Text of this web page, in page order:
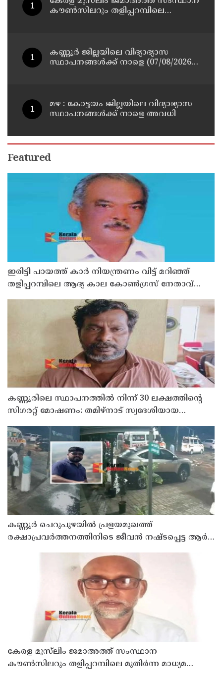
കൗൺസിലറും തളിപ്പറമ്പിലെ
കണ്ണൂർ ജില്ലയിലെ വിദ്യാഭ്യാസ
സ്ഥാപനങ്ങള്‍ക്ക് നാളെ (07/08/2026),
മഴ : കോട്ടയം ജില്ലയിലെ വിദ്യാഭ്യാസ
സ്ഥാപനങ്ങൾക്ക് നാളെ അവധി
Featured
ഇരിട്ടി പായത്ത് കാർ നിയന്ത്രണം വിട്ട് മറിഞ്ഞ്
തളിപ്പറമ്പിലെ ആദ്യ കാല കോണ്‍ഗ്രസ് നേതാവ്
കണ്ണൂരിലെ സ്ഥാപനത്തിൽ നിന്ന് 30 ലക്ഷത്തിന്റെ
സിഗരറ്റ് മോഷണം: തമിഴ്‌നാട് സ്വദേശിയായ
കണ്ണൂർ ചെറുപുഴയിൽ പ്രളയമുഖത്ത്
രക്ഷാപ്രവർത്തനത്തിനിടെ ജീവൻ നഷ്ടപ്പെട്ട ആർ.
കാണിച്ചതായി ആരോപണം
കേരള മുസ്‌ലിം ജമാഅത്ത് സംസ്ഥാന
കൗൺസിലറും തളിപ്പറമ്പിലെ മുതിർന്ന മാധ്യമ